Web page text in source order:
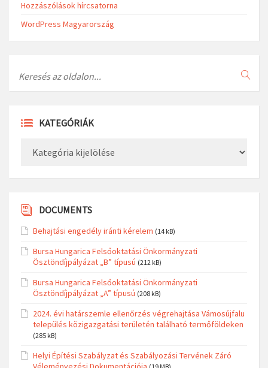
Hozzászólások hírcsatorna
WordPress Magyarország
KATEGÓRIÁK
DOCUMENTS
Behajtási engedély iránti kérelem (14 kB)
Bursa Hungarica Felsőoktatási Önkormányzati
Ösztöndíjpályázat „B” típusú (212 kB)
Bursa Hungarica Felsőoktatási Önkormányzati
Ösztöndíjpályázat „A” típusú (208 kB)
2024. évi határszemle ellenőrzés végrehajtása Vámosújfalu
település közigazgatási területén található termőföldeken
(285 kB)
Helyi Építési Szabályzat és Szabályozási Tervének Záró